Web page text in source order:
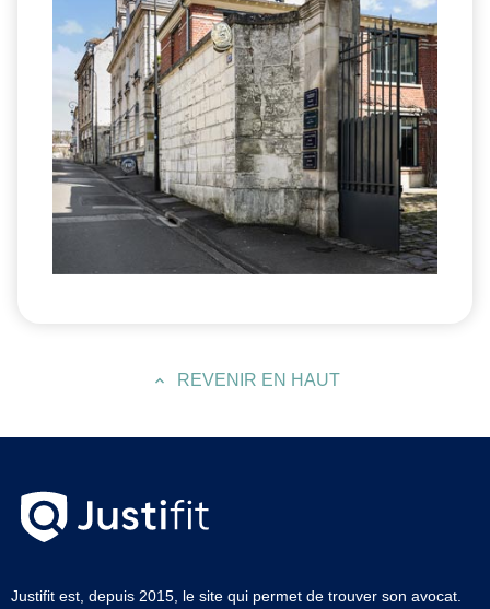
REVENIR EN HAUT
Justifit est, depuis 2015, le site qui permet de trouver son avocat.